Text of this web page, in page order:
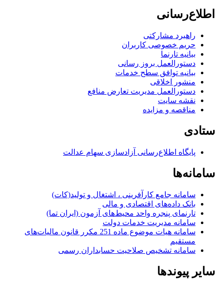
اطلاع‌رسانی
راهبرد مشارکتی
حریم خصوصی کاربران
بیانیه تارنما
دستورالعمل بروز رسانی
بیانیه توافق سطح خدمات
منشور اخلاقی
دستورالعمل مدیریت تعارض منافع
نقشه سایت
مناقصه و مزایده
ستادی
پایگاه اطلاع‌رسانی آزادسازی سهام عدالت
سامانه‌ها
سامانه جامع کارآفرینی ، اشتغال و تولید(کات)
بانک داده‌های اقتصادی و مالی
تارنمای پنجره واحد محیط‌های آزمون (ایران تما)
سامانه مدیریت خدمات دولت
سامانه هیات موضوع ماده 251 مکرر قانون مالیات‌های
مستقیم
سامانه تشخیص صلاحیت حسابداران رسمی
سایر پیوندها